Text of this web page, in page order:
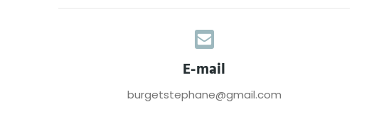
E-mail
burgetstephane@gmail.com